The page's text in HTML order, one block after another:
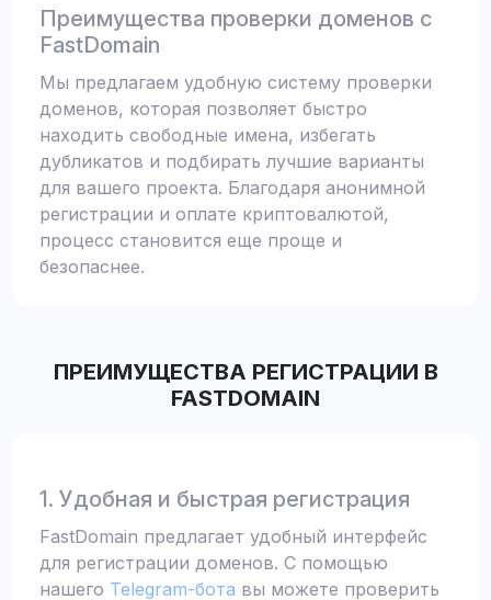
Преимущества проверки доменов с
FastDomain
Мы предлагаем удобную систему проверки
доменов, которая позволяет быстро
находить свободные имена, избегать
дубликатов и подбирать лучшие варианты
для вашего проекта. Благодаря анонимной
регистрации и оплате криптовалютой,
процесс становится еще проще и
безопаснее.
ПРЕИМУЩЕСТВА РЕГИСТРАЦИИ В
FASTDOMAIN
1. Удобная и быстрая регистрация
FastDomain предлагает удобный интерфейс
для регистрации доменов. С помощью
нашего Telegram-бота вы можете проверить